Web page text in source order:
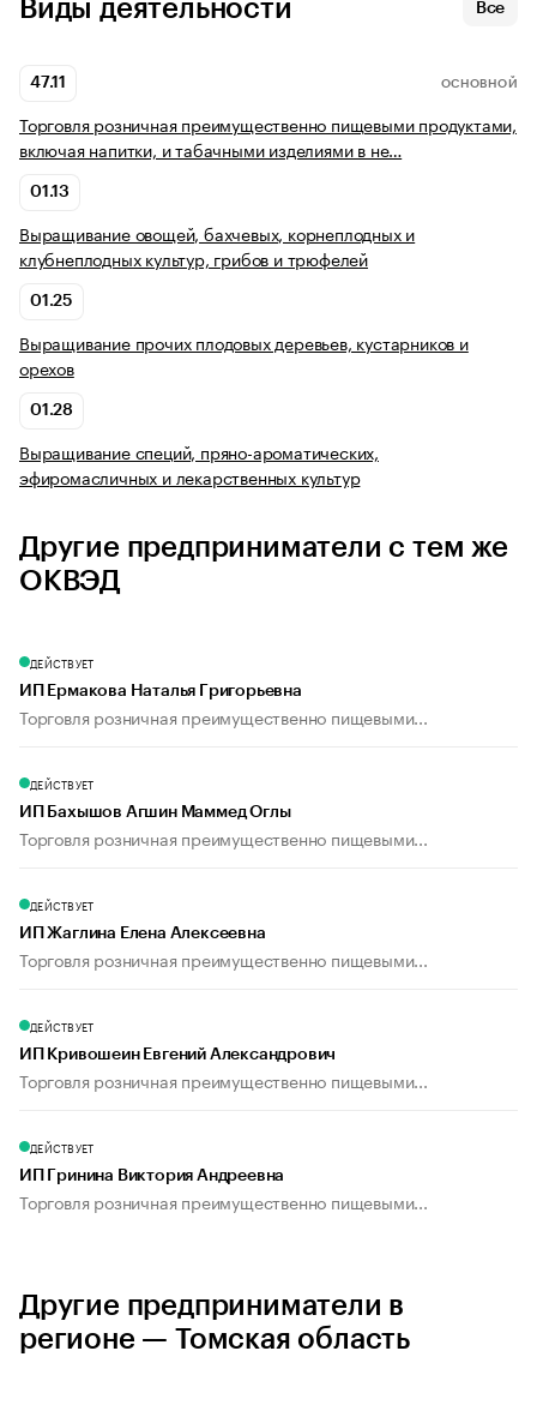
Виды деятельности Все
47.11 ОСНОВНОЙ
Торговля розничная преимущественно пищевыми продуктами,
включая напитки, и табачными изделиями в не…
01.13
Выращивание овощей, бахчевых, корнеплодных и
клубнеплодных культур, грибов и трюфелей
01.25
Выращивание прочих плодовых деревьев, кустарников и
орехов
01.28
Выращивание специй, пряно-ароматических,
эфиромасличных и лекарственных культур
Другие предприниматели с тем же
ОКВЭД
ДЕЙСТВУЕТ
ИП Ермакова Наталья Григорьевна
Торговля розничная преимущественно пищевыми...
ДЕЙСТВУЕТ
ИП Бахышов Агшин Маммед Оглы
Торговля розничная преимущественно пищевыми...
ДЕЙСТВУЕТ
ИП Жаглина Елена Алексеевна
Торговля розничная преимущественно пищевыми...
ДЕЙСТВУЕТ
ИП Кривошеин Евгений Александрович
Торговля розничная преимущественно пищевыми...
ДЕЙСТВУЕТ
ИП Гринина Виктория Андреевна
Торговля розничная преимущественно пищевыми...
Другие предприниматели в
регионе — Томская область